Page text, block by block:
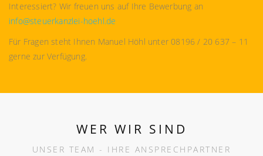
Interessiert? Wir freuen uns auf Ihre Bewerbung an
info@steuerkanzlei-hoehl.de
Für Fragen steht Ihnen Manuel Höhl unter 08196 / 20 637 – 11
gerne zur Verfügung.
WER WIR SIND
UNSER TEAM - IHRE ANSPRECHPARTNER